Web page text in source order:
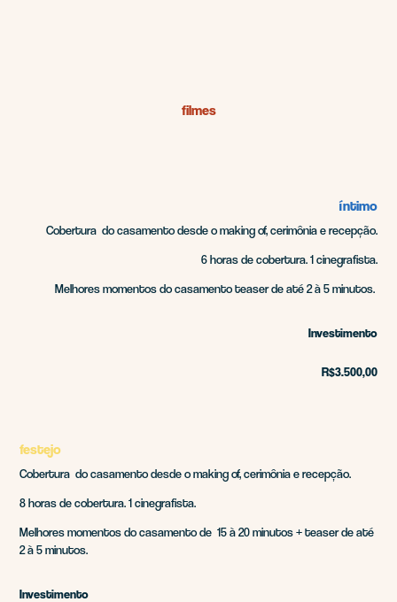
filmes
íntimo
Cobertura do casamento desde o making of, cerimônia e recepção.
6 horas de cobertura. 1 cinegrafista.
Melhores momentos do casamentoteaserde até 2 à 5 minutos.
Investimento
R$3.500,00
festejo
Cobertura do casamento desde o making of, cerimônia e recepção.
8 horas de cobertura. 1 cinegrafista.
Melhores momentos do casamento de 15 à 20 minutos + teaser de até
2 à 5 minutos.
Investimento